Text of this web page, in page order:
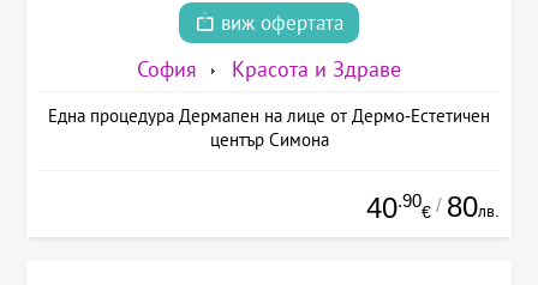
виж офертата
София Красота и Здраве
Една процедура Дермапен на лице от Дермо-Естетичен
център Симона
40.90
€ / 80лв.